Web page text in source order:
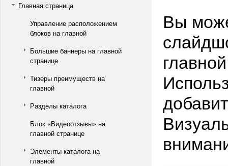
Главная страница
Управление расположением
блоков на главной
Большие баннеры на главной
странице
Тизеры преимуществ на
главной
Разделы каталога
Блок «Видеоотзывы» на
главной странице
Элементы каталога на
главной
Вы